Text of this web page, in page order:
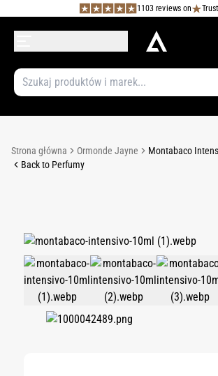
1103 reviews on
Strona główna Ormonde Jayne
Montabaco
Back to Perfumy